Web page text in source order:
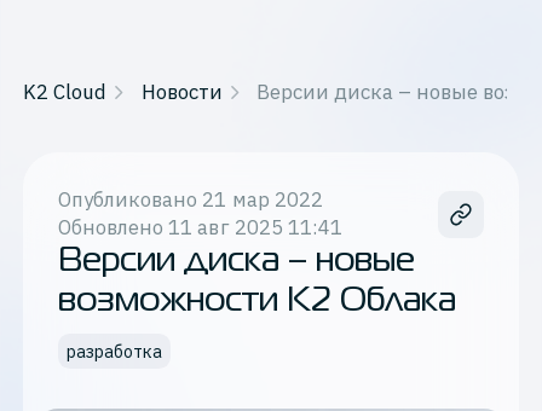
K2 Cloud Новости Версии диска – новые
Опубликовано 21 мар 2022
Обновлено 11 авг 2025 11:41
Версии диска – новые
возможности К2 Облака
разработка